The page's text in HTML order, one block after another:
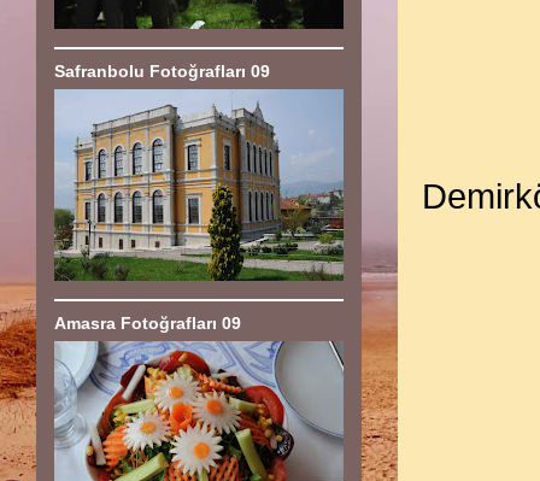
Safranbolu Fotoğrafları 09
Amasra Fotoğrafları 09